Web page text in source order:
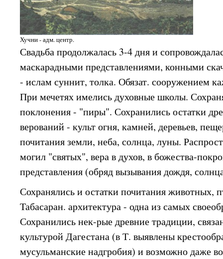
Хучни - адм. центр.
Свадьба продолжалась 3-4 дня и
маскарадными представлениями, конными
- ислам суннит, толка. Обязат. сооружением
При мечетях имелись духовные школы.
поклонения - "пиры". Сохранились остатки
верований - культ огня, камней, деревьев,
почитания земли, неба, солнца, луны.
могил "святых", вера в духов, в божества-
представления (обряд вызывания дождя,
Сохранялись и остатки почитания животных,
Табасаран. архитектура - одна из самых
Сохранились нек-рые древние традиции,
культурой Дагестана (в Т. выявлены
мусульманские надгробия) и возможно даже